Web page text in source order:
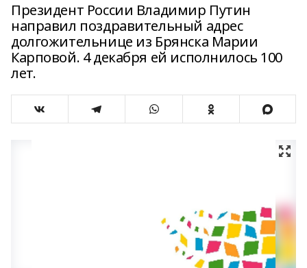
Президент России Владимир Путин
направил поздравительный адрес
долгожительнице из Брянска Марии
Карповой. 4 декабря ей исполнилось 100
лет.